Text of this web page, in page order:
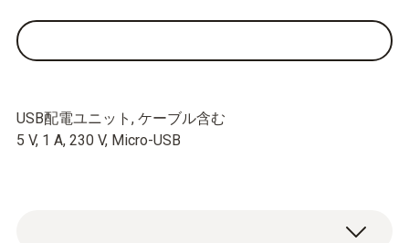
USB配電ユニット, ケーブル含む
5 V, 1 A, 230 V, Micro-USB